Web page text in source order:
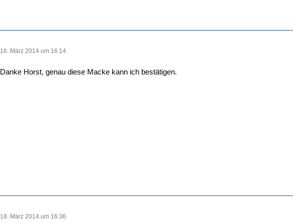
16. März 2014 um 16:14
Danke Horst, genau diese Macke kann ich bestätigen.
18. März 2014 um 16:36